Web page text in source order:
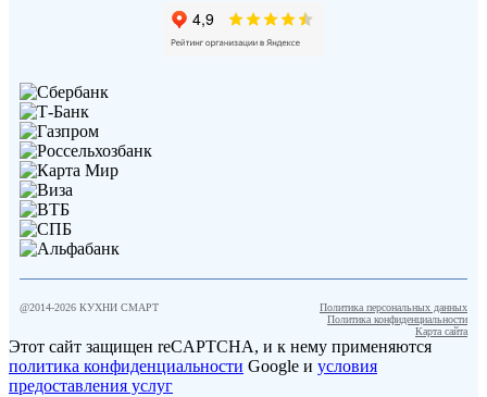
@2014-2026 КУХНИ СМАРТ
Политика персональных данных
Политика конфиденциальности
Карта сайта
Этот сайт защищен reCAPTCHA, и к нему применяются
политика конфиденциальности Google и условия
предоставления услуг